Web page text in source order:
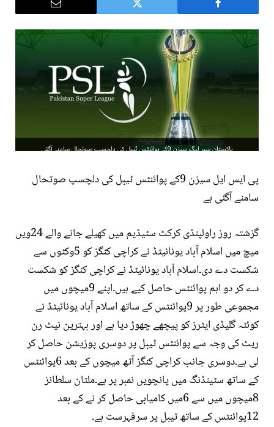
پی ایس ایل سیزن 9کے پوائنٹس ٹیبل کی دلچسپ صوتحال
سامنے آگئی ہے
گزشتہ روز راولپنڈی کرکٹ سٹیڈیم میں کھیلے جانے والے 24ویں
میچ میں اسلام آباد یونائیٹڈ نے کراچی کنگز کو 5وکٹوں سے
شکست دے دی۔اسلام آباد یونائیٹڈ نے کراچی کنگز کو شکست
دے کر دو اہم پوائنٹس حاصل کیے ہیں۔اپنے 9میچوں میں
مجموعی طور پر 9پوائنٹس کے ساتھ اسلام آباد یونائیٹڈ نے
کوئٹہ گلیڈی ایٹرز کو پیچھے چھوڑ دیا ہے اور بہترین نیٹ رن
ریٹ کی وجہ سے پوائنٹس ٹیبل پر دوسری پوزیشن حاصل کر
لی ہے۔دوسری جانب کراچی کنگز آٹھ میچوں کے بعد 6پوائنٹس
کے ساتھ سٹینڈنگ میں پانچویں نمبر پر ہے۔ملتان سلطانز
8میچوں میں سے 6میں کامیابی حاصل کر نے کے بعد
12پوائنٹس کے ساتھ ٹیبل پر سرفہرست ہے۔